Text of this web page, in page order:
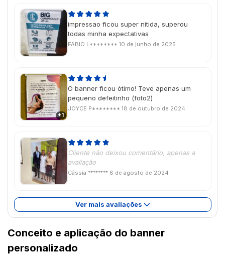
impressao ficou super nitida, superou
todas minha expectativas
FABIO L******** 10 de junho de 2025
+1
O banner ficou ótimo! Teve apenas um
pequeno defeitinho (foto2)
JOYCE P******** 18 de outubro de 2024
Cliente não deixou comentário, apenas a
avaliação
Cássia ******** 8 de agosto de 2024
Ver mais avaliações
Conceito e aplicação do banner
personalizado